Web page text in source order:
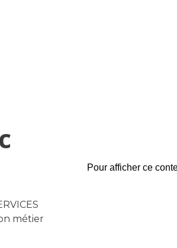
métier
Pour afficher ce